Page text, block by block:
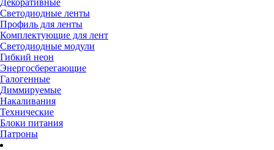
Декоративные
Светодиодные ленты
Профиль для ленты
Комплектующие для лент
Светодиодные модули
Гибкий неон
Энергосберегающие
Галогенные
Диммируемые
Накаливания
Технические
Блоки питания
Патроны